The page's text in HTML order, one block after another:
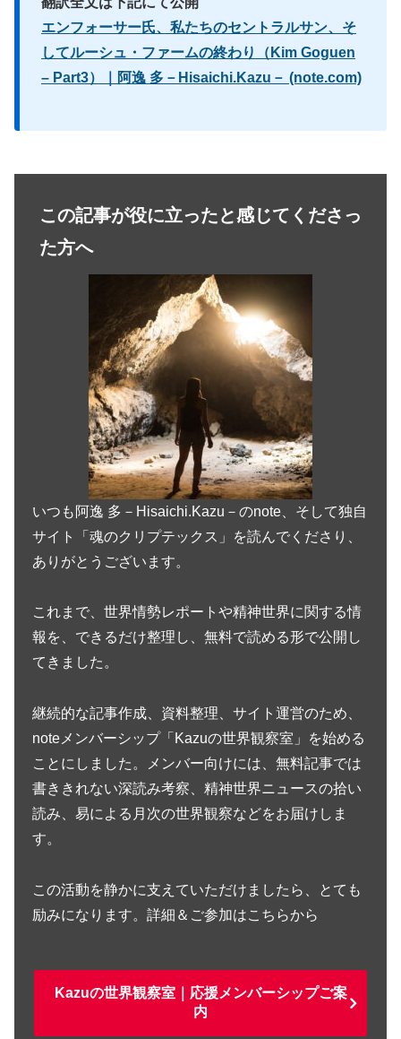
エンフォーサー氏、私たちのセントラルサン、そ
してルーシュ・ファームの終わり（Kim Goguen
– Part3）｜阿逸 多－Hisaichi.Kazu－ (note.com)
この記事が役に立ったと感じてくださっ
た方へ
いつも阿逸 多－Hisaichi.Kazu－のnote、そして独自
サイト「魂のクリプテックス」を読んでくださり、
ありがとうございます。
これまで、世界情勢レポートや精神世界に関する情
報を、できるだけ整理し、無料で読める形で公開し
てきました。
継続的な記事作成、資料整理、サイト運営のため、
noteメンバーシップ「Kazuの世界観察室」を始める
ことにしました。メンバー向けには、無料記事では
書ききれない深読み考察、精神世界ニュースの拾い
読み、易による月次の世界観察などをお届けしま
す。
この活動を静かに支えていただけましたら、とても
励みになります。詳細＆ご参加はこちらから
Kazuの世界観察室｜応援メンバーシップご案
内